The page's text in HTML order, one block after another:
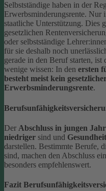
Selbstständige haben in der
Erwerbsminderungsrente. Nur
staatliche Unterstützung. Dies
gesetzlichen
oder selbstständige
für sie deshalb noch
gerade in den Beruf starten,
wenige wissen: In den ersten
besteht meist kein
Erwerbsminderungsrente.
Der Abschluss in jungen
niedriger sind und
darstellen. Bestimmte Berufe,
sind, machen den Abschluss
besonders empfehlenswert.
Fazit